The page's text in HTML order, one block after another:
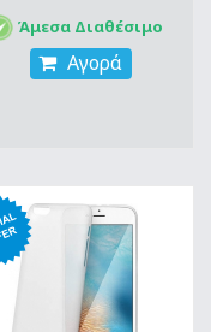
Άμεσα Διαθέσιμο
Αγορά